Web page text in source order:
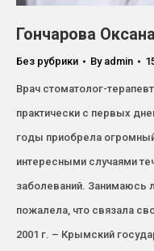
Гончарова
Без рубрики By admin
Врач стоматолог-
практически с первых
годы приобрела
интересными случаями
заболеваний. Занимаюсь
пожалела, что связала
2001 г. – Крымский